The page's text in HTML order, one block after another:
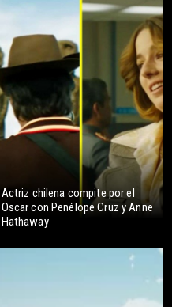
Actriz chilena compite por el
Oscar con Penélope Cruz y Anne
Hathaway